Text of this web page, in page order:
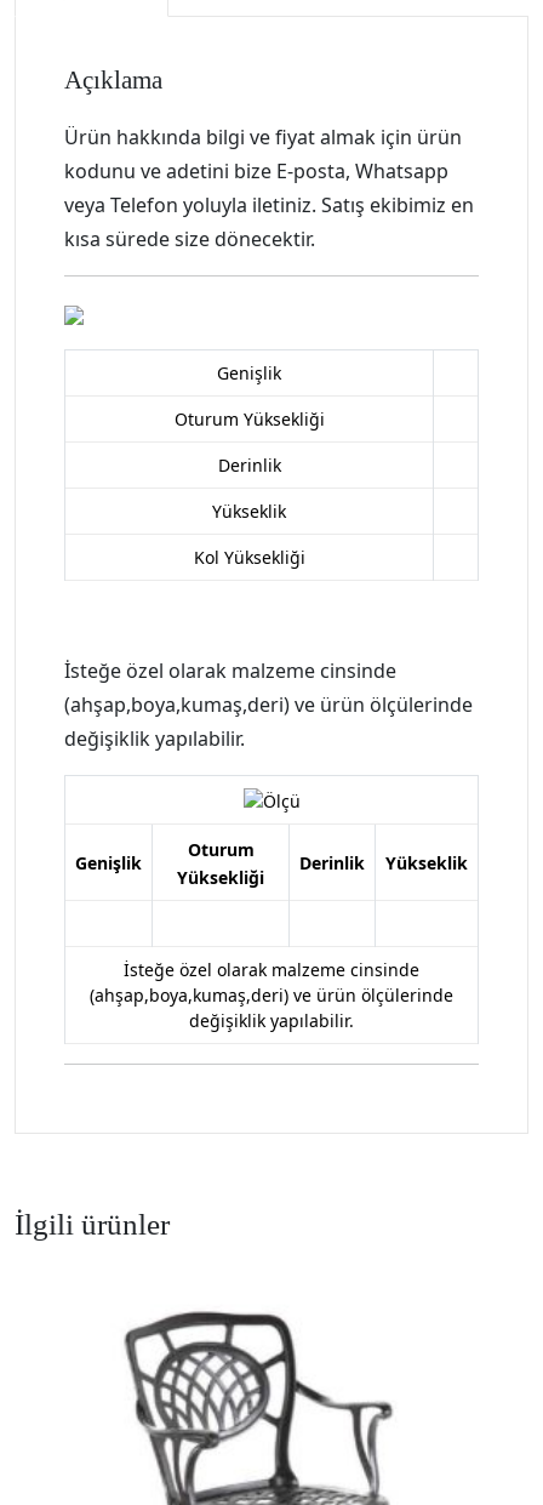
Açıklama
Ürün hakkında bilgi ve fiyat almak için ürün
kodunu ve adetini bize E-posta, Whatsapp
veya Telefon yoluyla iletiniz. Satış ekibimiz en
kısa sürede size dönecektir.
Genişlik
Oturum Yüksekliği
Derinlik
Yükseklik
Kol Yüksekliği
İsteğe özel olarak malzeme cinsinde
(ahşap,boya,kumaş,deri) ve ürün ölçülerinde
değişiklik yapılabilir.
Genişlik
Oturum
Yüksekliği
Derinlik Yükseklik
İsteğe özel olarak malzeme cinsinde
(ahşap,boya,kumaş,deri) ve ürün ölçülerinde
değişiklik yapılabilir.
İlgili ürünler